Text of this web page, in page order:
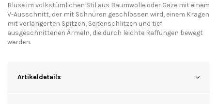
Bluse im volkstümlichen Stil aus Baumwolle oder Gaze mit einem
V-Ausschnitt, der mit Schnüren geschlossen wird, einem Kragen
mit verlängerten Spitzen, Seitenschlitzen und tief
ausgeschnittenen Ärmeln, die durch leichte Raffungen bewegt
werden.
Artikeldetails